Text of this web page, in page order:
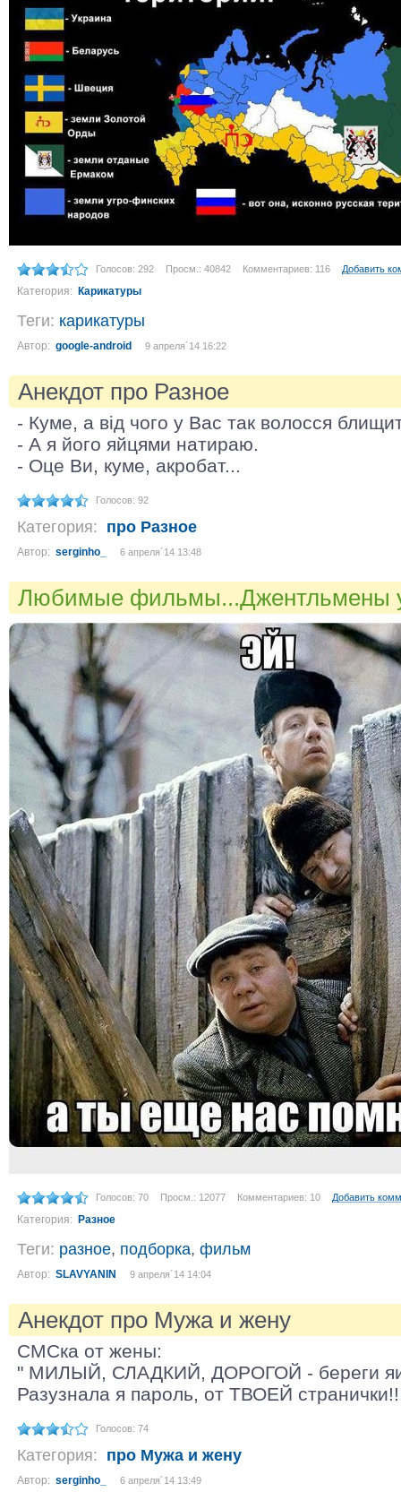
Голосов: 292 Просм.: 40842 Комментариев: 116 Добавить
Категория: Карикатуры
Теги: карикатуры
Автор: google-android 9 апреля´14 16:22
Анекдот про Разное
- Куме, а від чого у Вас так волосся
- А я його яйцями натираю.
- Оце Ви, куме, акробат...
Голосов: 92
Категория: про Разное
Автор: serginho_ 6 апреля´14 13:48
Любимые фильмы...Джентльмены
Голосов: 70 Просм.: 12077 Комментариев: 10 Добавить
Категория: Разное
Теги: разное, подборка, фильм
Автор: SLAVYANIN 9 апреля´14 14:04
Анекдот про Мужа и жену
СМСка от жены:
" МИЛЫЙ, СЛАДКИЙ, ДОРОГОЙ - береги
Разузнала я пароль, от ТВОЕЙ
Голосов: 74
Категория: про Мужа и жену
Автор: serginho_ 6 апреля´14 13:49